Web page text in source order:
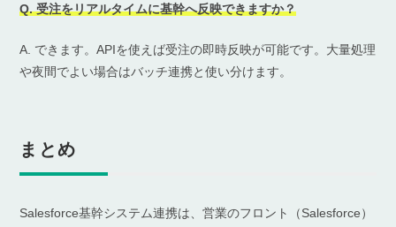
Q. 受注をリアルタイムに基幹へ反映できますか？
A. できます。APIを使えば受注の即時反映が可能です。大量処理
や夜間でよい場合はバッチ連携と使い分けます。
まとめ
Salesforce基幹システム連携は、営業のフロント（Salesforce）